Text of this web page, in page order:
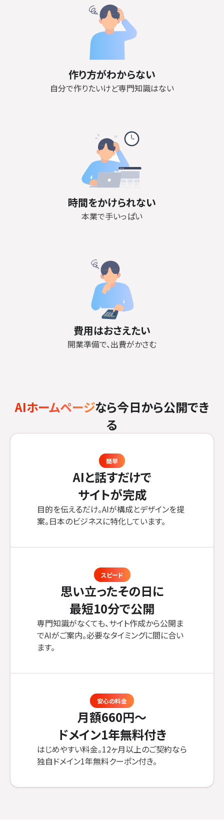
作り方がわからない
自分で作りたいけど専門知識はない
時間をかけられない
本業で手いっぱい
費用はおさえたい
開業準備で、出費がかさむ
AIホームページなら今日から公開でき
る
簡単
AIと話すだけで
サイトが完成
目的を伝えるだけ。AIが構成とデザインを提
案。日本のビジネスに特化しています。
スピード
思い立ったその日に
最短10分で公開
専門知識がなくても、サイト作成から公開ま
でAIがご案内。必要なタイミングに間に合い
ます。
安心の料金
月額660円〜
ドメイン1年無料付き
はじめやすい料金。12ヶ月以上のご契約なら
独自ドメイン1年無料クーポン付き。